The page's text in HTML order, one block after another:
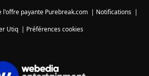
l'offre payante Purebreak.com | Notifications |
Utiq | Préférences cookies